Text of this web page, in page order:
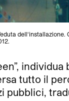
dell‘installazione.
tutto il